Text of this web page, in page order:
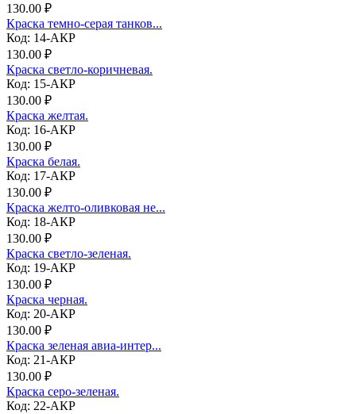
130.00 ₽
Краска темно-серая танков...
Код: 14-АКР
130.00 ₽
Краска светло-коричневая.
Код: 15-АКР
130.00 ₽
Краска желтая.
Код: 16-АКР
130.00 ₽
Краска белая.
Код: 17-АКР
130.00 ₽
Краска желто-оливковая не...
Код: 18-АКР
130.00 ₽
Краска светло-зеленая.
Код: 19-АКР
130.00 ₽
Краска черная.
Код: 20-АКР
130.00 ₽
Краска зеленая авиа-интер...
Код: 21-АКР
130.00 ₽
Краска серо-зеленая.
Код: 22-АКР